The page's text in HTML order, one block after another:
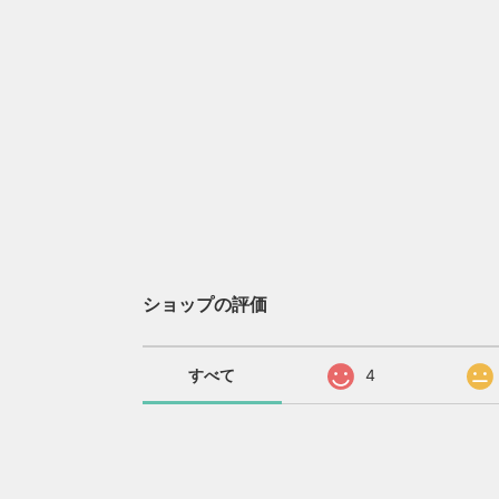
ショップの評価
すべて 4